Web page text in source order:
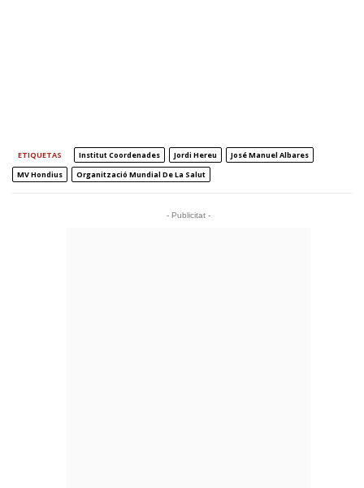
ETIQUETAS Institut Coordenades Jordi Hereu
José Manuel Albares
MV Hondius
Organització Mundial De La Salut
- Publicitat -